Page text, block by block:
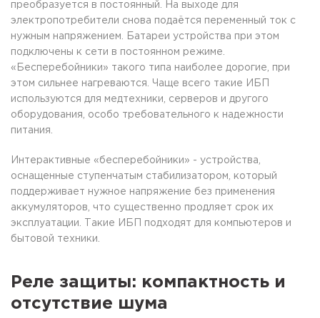
преобразуется в постоянный. На выходе для
электропотребители снова подаётся переменный ток с
нужным напряжением. Батареи устройства при этом
подключены к сети в постоянном режиме.
«Бесперебойники» такого типа наиболее дорогие, при
этом сильнее нагреваются. Чаще всего такие ИБП
используются для медтехники, серверов и другого
оборудования, особо требовательного к надежности
питания.
Интерактивные «бесперебойники» - устройства,
оснащенные ступенчатым стабилизатором, который
поддерживает нужное напряжение без применения
аккумуляторов, что существенно продляет срок их
эксплуатации. Такие ИБП подходят для компьютеров и
бытовой техники.
Реле защиты: компактность и
отсутствие шума